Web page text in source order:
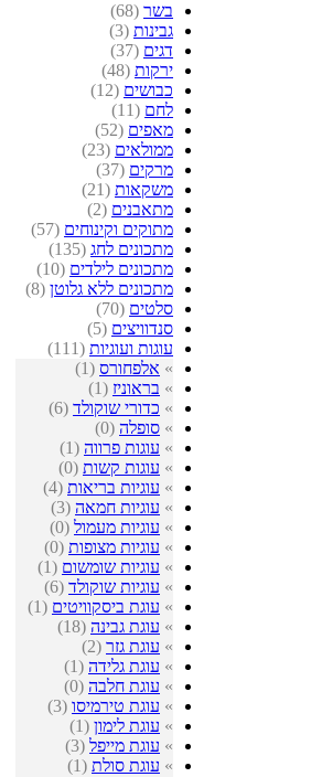
בשר (68)
גבינות (3)
דגים (37)
ירקות (48)
כבושים (12)
לחם (11)
מאפים (52)
ממולאים (23)
מרקים (37)
משקאות (21)
מתאבנים (2)
מתוקים וקינוחים (57)
מתכונים לחג (135)
מתכונים לילדים (10)
מתכונים ללא גלוטן (8)
סלטים (70)
סנדוויצים (5)
עוגות ועוגיות (111)
» אלפחורס (1)
» בראוניז (1)
» כדורי שוקולד (6)
» סופלה (0)
» עוגות פרווה (1)
» עוגות קשות (0)
» עוגיות בריאות (4)
» עוגיות חמאה (3)
» עוגיות מעמול (0)
» עוגיות מצופות (0)
» עוגיות שומשום (1)
» עוגיות שוקולד (6)
» עוגת ביסקוויטים (1)
» עוגת גבינה (18)
» עוגת גזר (2)
» עוגת גלידה (1)
» עוגת חלבה (0)
» עוגת טירמיסו (3)
» עוגת לימון (1)
» עוגת מייפל (3)
» עוגת סולת (1)